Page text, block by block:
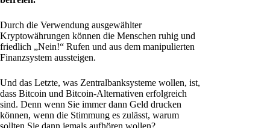
Durch die Verwendung ausgewählter
Kryptowährungen können die Menschen ruhig und
friedlich „Nein!“ Rufen und aus dem manipulierten
Finanzsystem aussteigen.
Und das Letzte, was Zentralbanksysteme wollen, ist,
dass Bitcoin und Bitcoin-Alternativen erfolgreich
sind. Denn wenn Sie immer dann Geld drucken
können, wenn die Stimmung es zulässt, warum
sollten Sie dann jemals aufhören wollen?